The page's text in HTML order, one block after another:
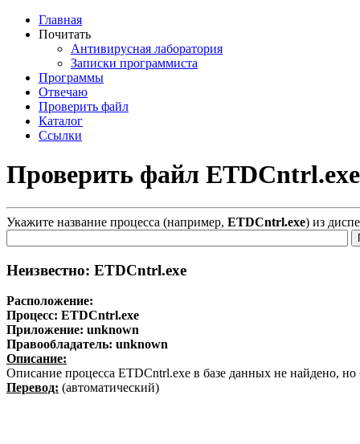
Главная
Почитать
Антивирусная лаборатория
Записки программиста
Программы
Отвечаю
Проверить файл
Каталог
Ссылки
Проверить файл ETDCntrl.exe
Укажите название процесса (например, ETDCntrl.exe) из
Неизвестно: ETDCntrl.exe
Расположение:
Процесс: ETDCntrl.exe
Приложение: unknown
Правообладатель: unknown
Описание:
Описание процесса ETDCntrl.exe в базе данных не найдено,
Перевод: (автоматический)